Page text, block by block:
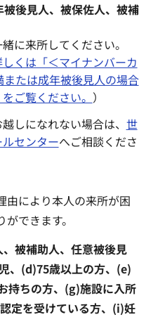
後見人、被保佐人、被補
に来所してください。
くは「＜マイナンバーカ
たは成年被後見人の場合
ご覧ください。 ）
しになれない場合は、 世
センターへご相談くださ
由により本人の来所が困
できます。
被補助人、任意被後見
、(d)75歳以上の方、(e)
持ちの方、(g)施設に入所
定を受けている方、(i)妊